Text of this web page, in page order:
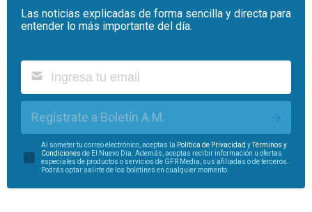
Las noticias explicadas de forma sencilla y directa para
entender lo más importante del día.
Regístrate a Boletín A.M.
Al someter tu correo electrónico, aceptas la Política de Privacidad yTérminos y
Condiciones de El Nuevo Día. Además, aceptas recibir información u ofertas
especiales de productos o servicios de GFR Media, sus afiliadas o de terceros.
Podrás optar salirte de los boletines en cualquier momento.